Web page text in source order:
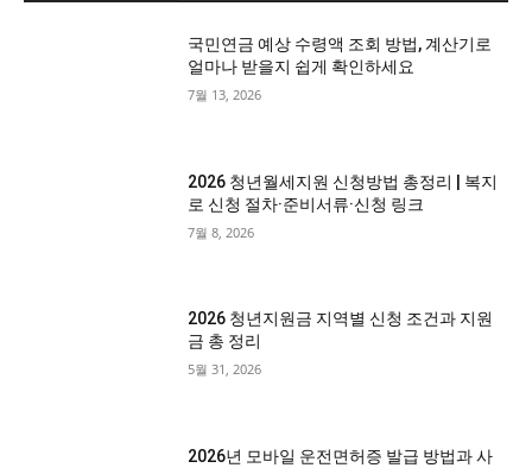
국민연금 예상 수령액 조회 방법, 계산기로
얼마나 받을지 쉽게 확인하세요
7월 13, 2026
2026 청년월세지원 신청방법 총정리 | 복지
로 신청 절차·준비서류·신청 링크
7월 8, 2026
2026 청년지원금 지역별 신청 조건과 지원
금 총 정리
5월 31, 2026
2026년 모바일 운전면허증 발급 방법과 사